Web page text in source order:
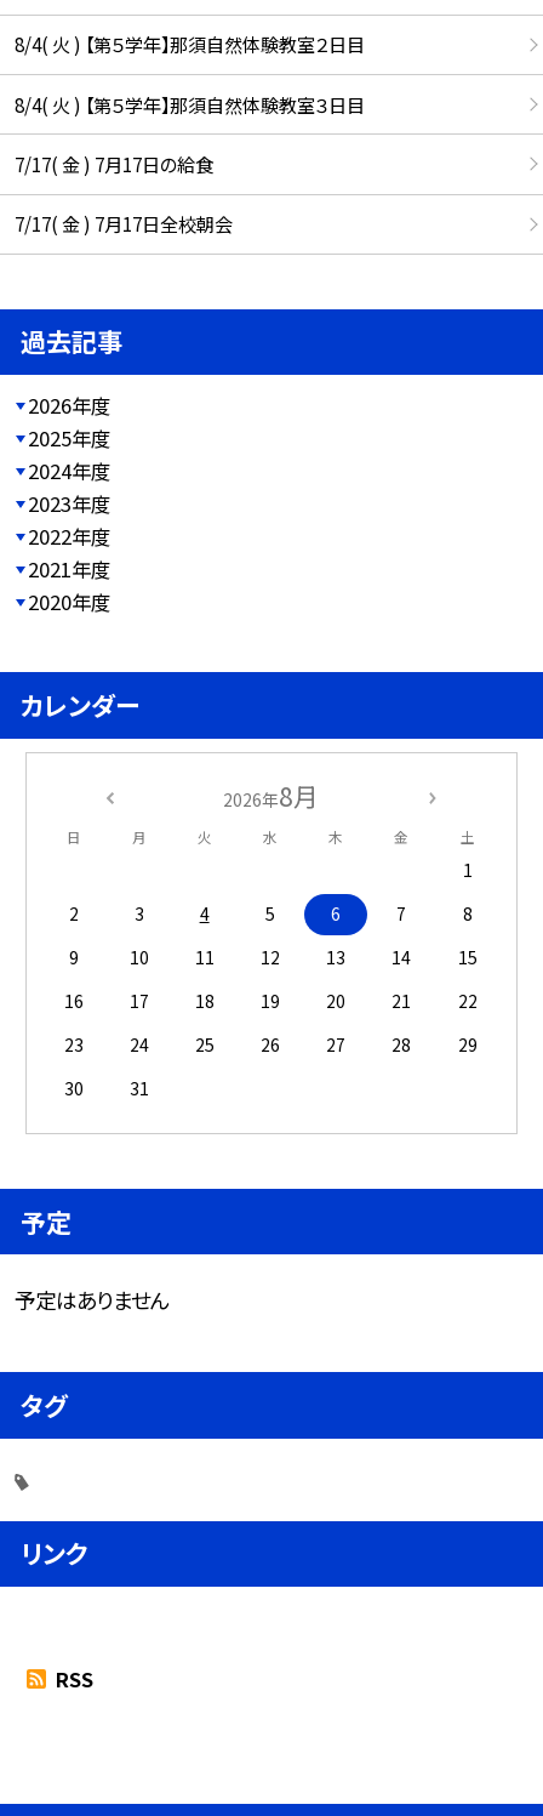
8/4( 火 ) 【第５学年】那須自然体験教室２日目
8/4( 火 ) 【第５学年】那須自然体験教室３日目
7/17( 金 ) 7月17日の給食
7/17( 金 ) 7月17日全校朝会
過去記事
2026年度
2025年度
2024年度
2023年度
2022年度
2021年度
2020年度
カレンダー
2026年8月
日 月 火 水 木 金 土
1
2
3 4 5 6 7
8
9
10 11 12 13 14
15
16
17 18 19 20 21
22
23
24 25 26 27 28
29
30
31
予定
予定はありません
タグ
リンク
RSS